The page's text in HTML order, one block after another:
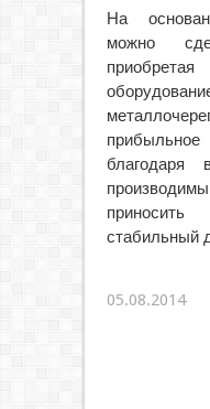
На
можно
благодаря
стабильный
05.08.2014